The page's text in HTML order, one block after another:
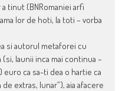
tinut (BNRomaniei arfi
lor de hoti, la toti – vorba
si autorul metaforei cu
launii inca mai continua –
euro ca sa-ti dea o hartie ca
extras, lunar”), aia afacere